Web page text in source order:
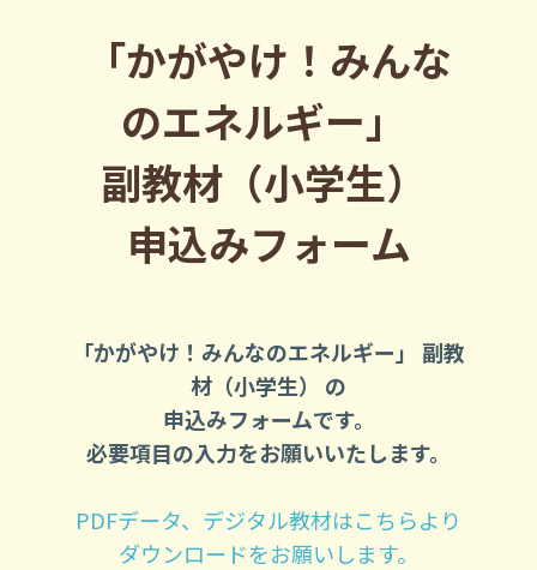
「かがやけ！みんな
のエネルギー」
副教材（小学生）
申込みフォーム
「かがやけ！みんなのエネルギー」 副教
材（小学生） の
申込みフォームです。
必要項目の入力をお願いいたします。
PDFデータ、デジタル教材はこちらより
ダウンロードをお願いします。